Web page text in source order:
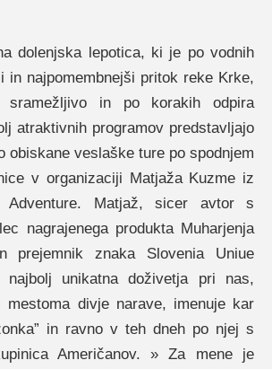
dolenjska lepotica, ki je po vodnih
in najpomembnejši pritok reke Krke,
in po korakih odpira
atraktivnih programov predstavljajo
obiskane veslaške ture po spodnjem
v organizaciji Matjaža Kuzme iz
Adventure. Matjaž, sicer avtor s
nagrajenega produkta Muharjenja
znaka Slovenia Uniue
najbolj unikatna doživetja pri nas,
mestoma divje narave, imenuje kar
in ravno v teh dneh po njej s
Američanov. » Za mene je